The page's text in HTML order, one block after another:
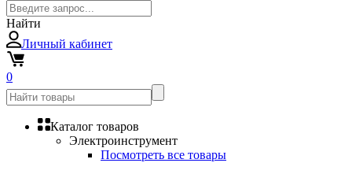
Найти
Личный кабинет
0
Каталог товаров
Электроинструмент
Посмотреть все товары